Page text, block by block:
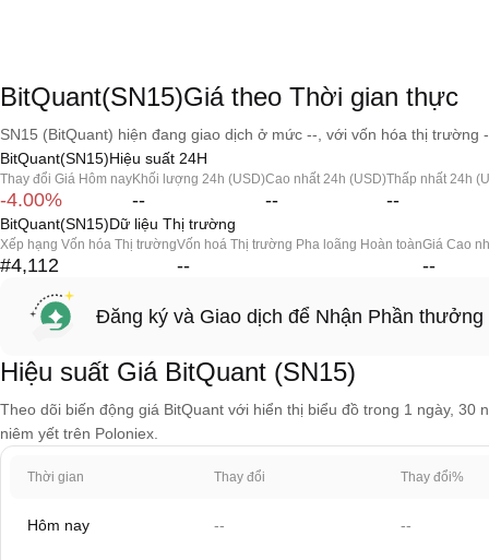
BitQuant(SN15)Giá theo Thời gian thực
SN15 (BitQuant) hiện đang giao dịch ở mức --, với vốn hóa thị trường
BitQuant(SN15)Hiệu suất 24H
Thay đổi Giá Hôm nay
-4.00%
Khối lượng 24h (USD)
--
Cao nhất 24h (USD)
--
Thấp nhất 24h
--
BitQuant(SN15)Dữ liệu Thị trường
Xếp hạng Vốn hóa Thị trường
#4,112
Vốn hoá Thị trường Pha loãng Hoàn toàn
--
Giá Cao
--
Đăng ký và Giao dịch để Nhận Phần thưởng
Hiệu suất Giá BitQuant (SN15)
Theo dõi biến động giá BitQuant với hiển thị biểu đồ trong 1 ngày,
niêm yết trên Poloniex.
Thời gian Thay đổi Thay đổi%
Hôm nay -- --